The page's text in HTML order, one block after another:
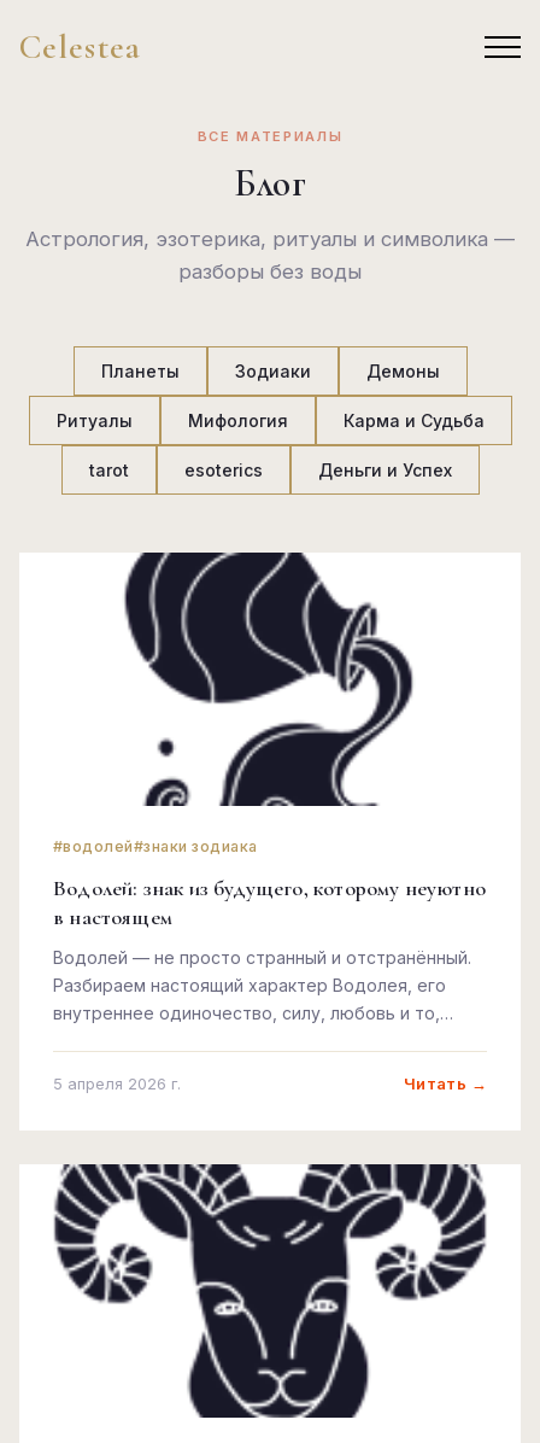
Celestea
ВСЕ МАТЕРИАЛЫ
Блог
Астрология, эзотерика, ритуалы и символика —
разборы без воды
Планеты Зодиаки Демоны
Ритуалы Мифология Карма и Судьба
tarot esoterics Деньги и Успех
#водолей#знаки зодиака
Водолей: знак из будущего, которому неуютно
в настоящем
Водолей — не просто странный и отстранённый.
Разбираем настоящий характер Водолея, его
внутреннее одиночество, силу, любовь и то,
5 апреля 2026 г. Читать →